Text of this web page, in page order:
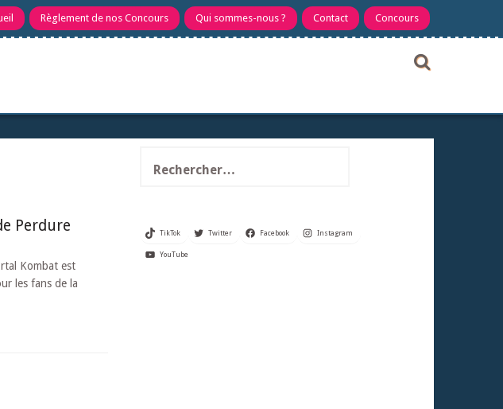
Règlement de nos Concours Qui sommes-nous ? Contact Concours
Perdure
Kombat est
les fans de la
TikTok Twitter Facebook Instagram
YouTube